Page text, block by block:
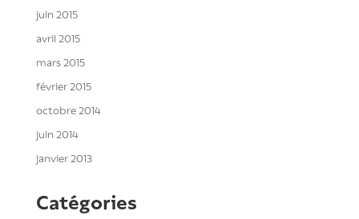
juin 2015
avril 2015
mars 2015
février 2015
octobre 2014
juin 2014
janvier 2013
Catégories